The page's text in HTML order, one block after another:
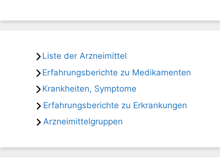
Liste der Arzneimittel
Erfahrungsberichte zu Medikamenten
Krankheiten, Symptome
Erfahrungsberichte zu Erkrankungen
Arzneimittelgruppen